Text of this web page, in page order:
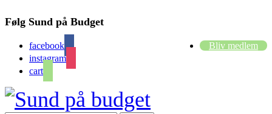
Følg Sund på Budget
facebook
instagram
cart
Bliv medlem